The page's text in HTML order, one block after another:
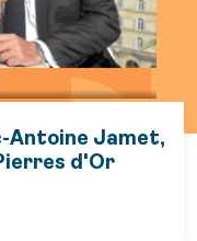
Antoine Jamet,
d'Or